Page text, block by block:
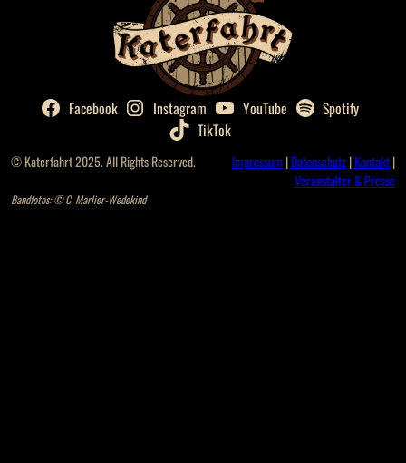
Facebook Instagram YouTube
Spotify
TikTok
© Katerfahrt 2025. All Rights Reserved. Impressum |Datenschutz|Kontakt|
Veranstalter & Presse
Bandfotos: © C. Marlier-Wedekind